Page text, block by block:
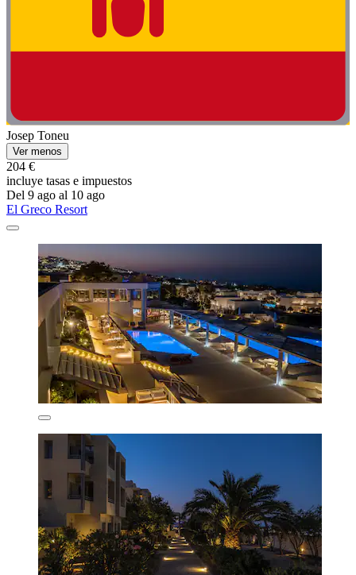
Josep Toneu
Ver menos
204 €
incluye tasas e impuestos
Del 9 ago al 10 ago
El Greco Resort